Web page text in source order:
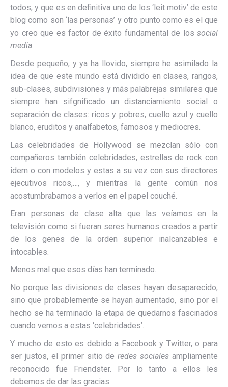
todos, y que es en definitiva uno de los ‘leit motiv’ de este
blog como son ‘las personas’ y otro punto como es el que
yo creo que es factor de éxito fundamental de los social
media.
Desde pequeño, y ya ha llovido, siempre he asimilado la
idea de que este mundo está dividido en clases, rangos,
sub-clases, subdivisiones y más palabrejas similares que
siempre han sifgnificado un distanciamiento social o
separación de clases: ricos y pobres, cuello azul y cuello
blanco, eruditos y analfabetos, famosos y mediocres.
Las celebridades de Hollywood se mezclan sólo con
compañeros también celebridades, estrellas de rock con
idem o con modelos y estas a su vez con sus directores
ejecutivos ricos,…, y mientras la gente común nos
acostumbrabamos a verlos en el papel couché.
Eran personas de clase alta que las veíamos en la
televisión como si fueran seres humanos creados a partir
de los genes de la orden superior inalcanzables e
intocables.
Menos mal que esos días han terminado.
No porque las divisiones de clases hayan desaparecido,
sino que probablemente se hayan aumentado, sino por el
hecho se ha terminado la etapa de quedarnos fascinados
cuando vemos a estas ‘celebridades’.
Y mucho de esto es debido a Facebook y Twitter, o para
ser justos, el primer sitio deredes sociales ampliamente
reconocido fue Friendster. Por lo tanto a ellos les
debemos de dar las gracias.